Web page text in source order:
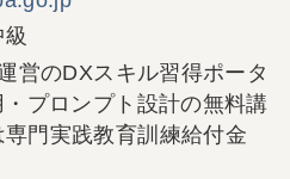
営のDXスキル習得ポータ
プロンプト設計の無料講
門実践教育訓練給付金